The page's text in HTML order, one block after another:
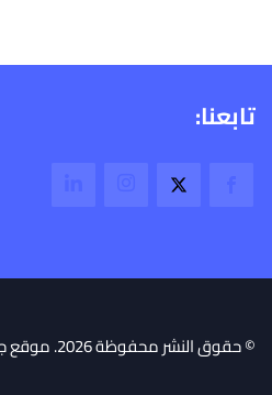
تابعنا:
© حقوق النشر محفوظة 2026. موقع جبلة